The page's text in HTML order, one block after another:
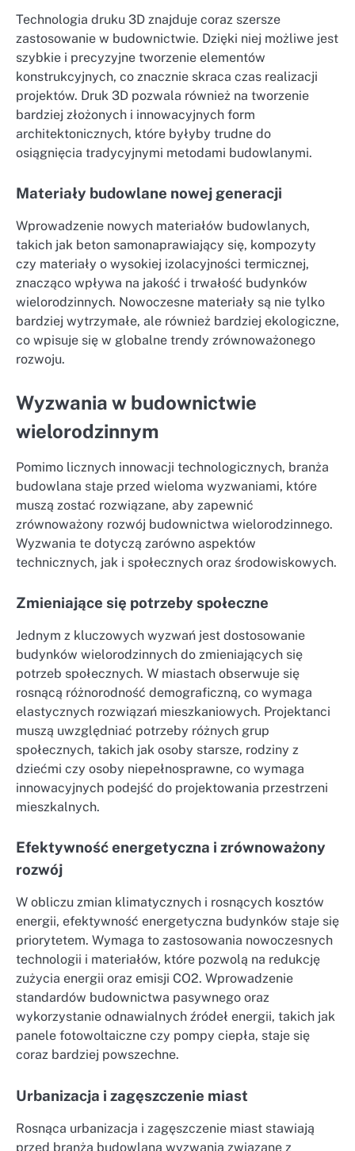
Technologia druku 3D znajduje coraz szersze
zastosowanie w budownictwie. Dzięki niej możliwe jest
szybkie i precyzyjne tworzenie elementów
konstrukcyjnych, co znacznie skraca czas realizacji
projektów. Druk 3D pozwala również na tworzenie
bardziej złożonych i innowacyjnych form
architektonicznych, które byłyby trudne do
osiągnięcia tradycyjnymi metodami budowlanymi.
Materiały budowlane nowej generacji
Wprowadzenie nowych materiałów budowlanych,
takich jak beton samonaprawiający się, kompozyty
czy materiały o wysokiej izolacyjności termicznej,
znacząco wpływa na jakość i trwałość budynków
wielorodzinnych. Nowoczesne materiały są nie tylko
bardziej wytrzymałe, ale również bardziej ekologiczne,
co wpisuje się w globalne trendy zrównoważonego
rozwoju.
Wyzwania w budownictwie
wielorodzinnym
Pomimo licznych innowacji technologicznych, branża
budowlana staje przed wieloma wyzwaniami, które
muszą zostać rozwiązane, aby zapewnić
zrównoważony rozwój budownictwa wielorodzinnego.
Wyzwania te dotyczą zarówno aspektów
technicznych, jak i społecznych oraz środowiskowych.
Zmieniające się potrzeby społeczne
Jednym z kluczowych wyzwań jest dostosowanie
budynków wielorodzinnych do zmieniających się
potrzeb społecznych. W miastach obserwuje się
rosnącą różnorodność demograficzną, co wymaga
elastycznych rozwiązań mieszkaniowych. Projektanci
muszą uwzględniać potrzeby różnych grup
społecznych, takich jak osoby starsze, rodziny z
dziećmi czy osoby niepełnosprawne, co wymaga
innowacyjnych podejść do projektowania przestrzeni
mieszkalnych.
Efektywność energetyczna i zrównoważony
rozwój
W obliczu zmian klimatycznych i rosnących kosztów
energii, efektywność energetyczna budynków staje się
priorytetem. Wymaga to zastosowania nowoczesnych
technologii i materiałów, które pozwolą na redukcję
zużycia energii oraz emisji CO2. Wprowadzenie
standardów budownictwa pasywnego oraz
wykorzystanie odnawialnych źródeł energii, takich jak
panele fotowoltaiczne czy pompy ciepła, staje się
coraz bardziej powszechne.
Urbanizacja i zagęszczenie miast
Rosnąca urbanizacja i zagęszczenie miast stawiają
przed branżą budowlaną wyzwania związane z